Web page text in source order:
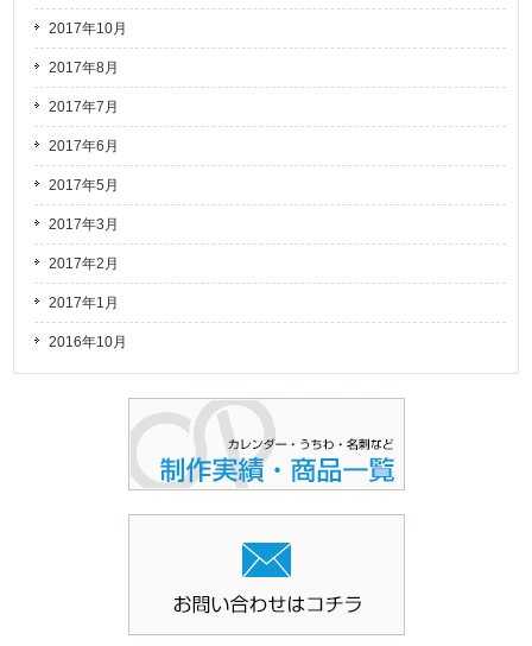
2017年10月
2017年8月
2017年7月
2017年6月
2017年5月
2017年3月
2017年2月
2017年1月
2016年10月